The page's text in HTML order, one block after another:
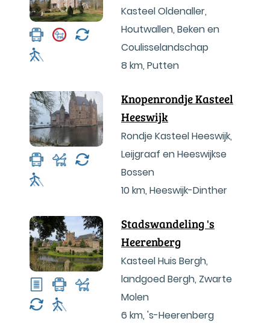
Kasteel Oldenaller,
Houtwallen, Beken en
Coulisselandschap
8 km, Putten
Knopenrondje Kasteel
Heeswijk
Rondje Kasteel Heeswijk,
Leijgraaf en Heeswijkse
Bossen
10 km, Heeswijk-Dinther
Stadswandeling 's
Heerenberg
Kasteel Huis Bergh,
landgoed Bergh, Zwarte
Molen
6 km, 's-Heerenberg